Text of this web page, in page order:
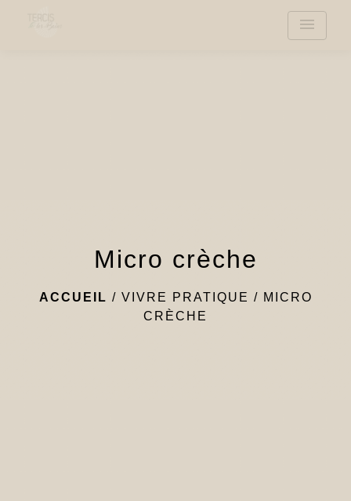
menu
Micro crèche
ACCUEIL / VIVRE PRATIQUE / MICRO
CRÈCHE